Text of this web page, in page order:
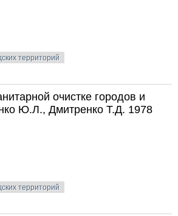
территорий
территорий. Болдырева Л.А.,
А.Л., Миропольская Н.К. 1985
очистке городов и
Ю.Л., Дмитренко Т.Д. 1978
территорий